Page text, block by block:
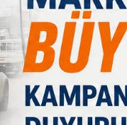
17589,91
%-0,08
47,68
% 0,18